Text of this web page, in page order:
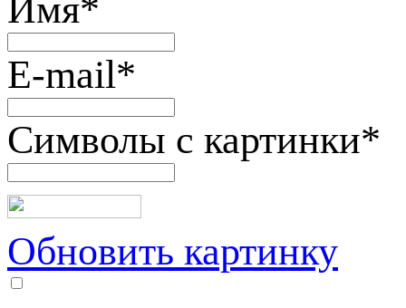
Имя*
E-mail*
Символы с картинки*
Обновить картинку